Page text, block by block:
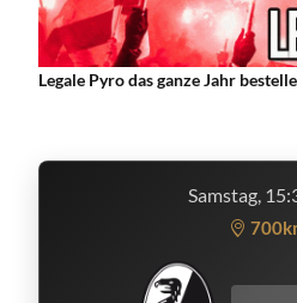
Legale Pyro das ganze Jahr
Samstag,